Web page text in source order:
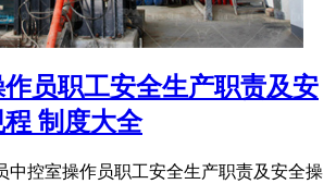
员职工安全生产职责及安
制度大全
中控室操作员职工安全生产职责及安全操